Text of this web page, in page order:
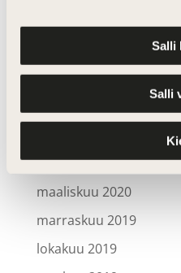
Salli
Salli
joulukuu 2020
huhtikuu 2020
maaliskuu 2020
marraskuu 2019
lokakuu 2019